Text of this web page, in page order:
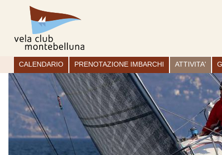
CALENDARIO PRENOTAZIONE IMBARCHI ATTIVITA'